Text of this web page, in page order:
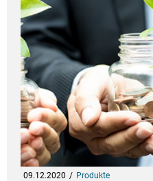
09.12.2020 Produkte